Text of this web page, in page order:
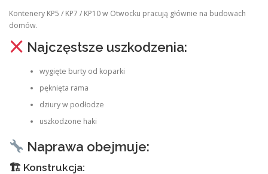
Kontenery KP5 / KP7 / KP10 w Otwocku pracują głównie na budowach
domów.
Najczęstsze uszkodzenia:
wygięte burty od koparki
pęknięta rama
dziury w podłodze
uszkodzone haki
Naprawa obejmuje:
🏗 Konstrukcja: